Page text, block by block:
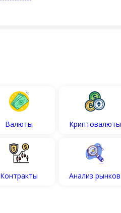
Валюты Криптовалюты
Контракты Анализ рынков